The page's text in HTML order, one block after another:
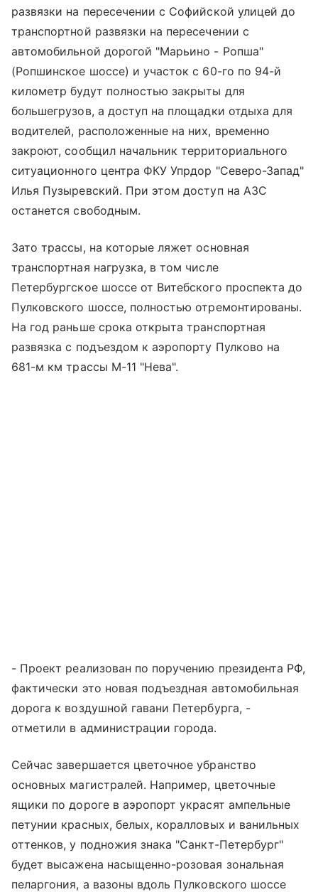
развязки на пересечении с Софийской улицей до
транспортной развязки на пересечении с
автомобильной дорогой "Марьино - Ропша"
(Ропшинское шоссе) и участок с 60-го по 94-й
километр будут полностью закрыты для
большегрузов, а доступ на площадки отдыха для
водителей, расположенные на них, временно
закроют, сообщил начальник территориального
ситуационного центра ФКУ Упрдор "Северо-Запад"
Илья Пузыревский. При этом доступ на АЗС
останется свободным.
Зато трассы, на которые ляжет основная
транспортная нагрузка, в том числе
Петербургское шоссе от Витебского проспекта до
Пулковского шоссе, полностью отремонтированы.
На год раньше срока открыта транспортная
развязка с подъездом к аэропорту Пулково на
681-м км трассы М-11 "Нева".
- Проект реализован по поручению президента РФ,
фактически это новая подъездная автомобильная
дорога к воздушной гавани Петербурга, -
отметили в администрации города.
Сейчас завершается цветочное убранство
основных магистралей. Например, цветочные
ящики по дороге в аэропорт украсят ампельные
петунии красных, белых, коралловых и ванильных
оттенков, у подножия знака "Санкт-Петербург"
будет высажена насыщенно-розовая зональная
пеларгония, а вазоны вдоль Пулковского шоссе